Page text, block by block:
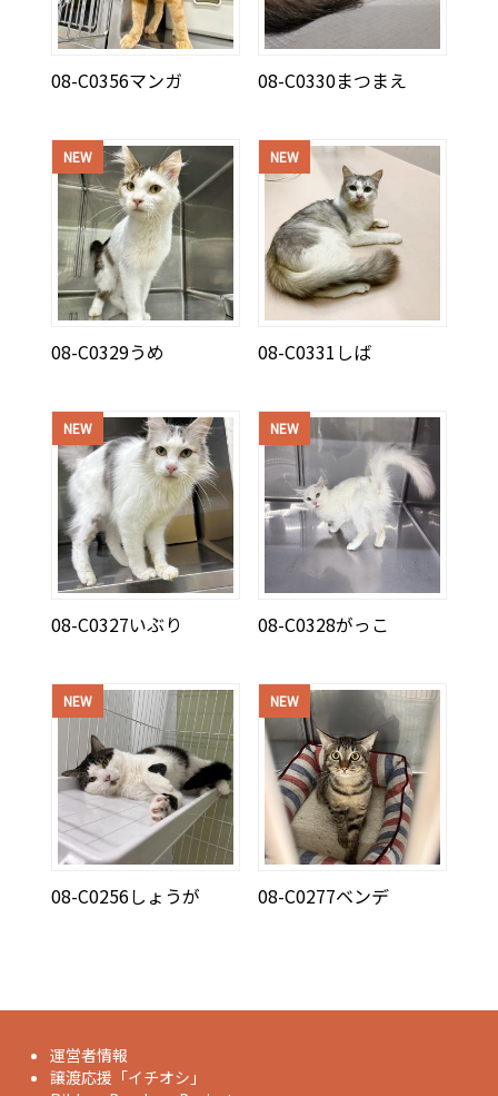
08-C0356マンガ 08-C0330まつまえ
NEW
08-C0329うめ
NEW
08-C0331しば
NEW
08-C0327いぶり
NEW
08-C0328がっこ
NEW
08-C0256しょうが
NEW
08-C0277ベンデ
運営者情報
譲渡応援「イチオシ」